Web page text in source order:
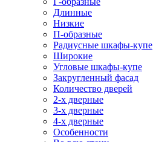
Длинные
Низкие
П-образные
Радиусные шкафы-купе
Широкие
Угловые шкафы-купе
Закругленный фасад
Количество дверей
2-х дверные
3-х дверные
4-х дверные
Особенности